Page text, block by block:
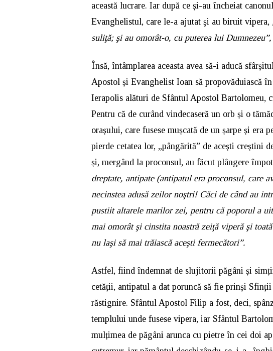
această lucrare. Iar după ce și-au încheiat
Evanghelistul, care le-a ajutat şi au biruit vipera,
suliţă; şi au omorât-o, cu puterea lui Dumnezeu”,
Însă, întâmplarea aceasta avea să-i aducă
Apostol și Evanghelist Ioan să propovăduiască
Ierapolis alături de Sfântul Apostol Bartolomeu,
Pentru că de curând vindecaseră un orb și o
orașului, care fusese mușcată de un șarpe și era
pierde cetatea lor, „pângărită” de acești creștini
și, mergând la proconsul, au făcut plângere
dreptate, antipate (antipatul era proconsul, care
necinstea adusă zeilor noştri! Căci de când au
pustiit altarele marilor zei, pentru că poporul a
mai omorât şi cinstita noastră zeiţă viperă şi
nu laşi să mai trăiască aceşti fermecători”.
Astfel, fiind îndemnat de slujitorii păgâni și
cetății, antipatul a dat poruncă să fie prinși
răstignire. Sfântul Apostol Filip a fost, deci,
templului unde fusese vipera, iar Sfântul
mulțimea de păgâni arunca cu pietre în cei doi